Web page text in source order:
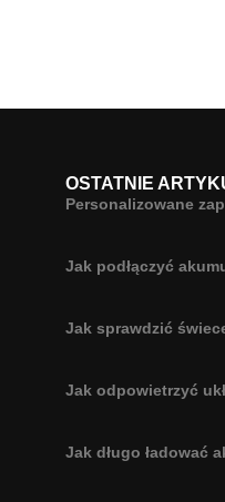
OSTATNIE
Personalizowane
Jak podłączyć
Jak sprawdzić
Jak odpowietrzyć
Jak długo ładować